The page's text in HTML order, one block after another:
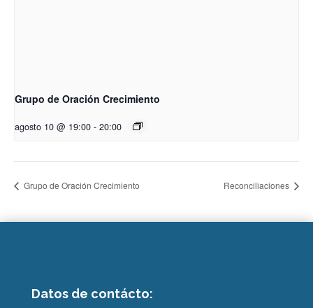
Grupo de Oración Crecimiento
agosto 10 @ 19:00 - 20:00
Grupo de Oración Crecimiento Reconciliaciones
Datos de contácto: